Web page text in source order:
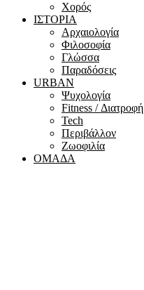
Χορός
ΙΣΤΟΡΙΑ
Αρχαιολογία
Φιλοσοφία
Γλώσσα
Παραδόσεις
URBAN
Ψυχολογία
Fitness / Διατροφή
Tech
Περιβάλλον
Ζωοφιλία
ΟΜΑΔΑ